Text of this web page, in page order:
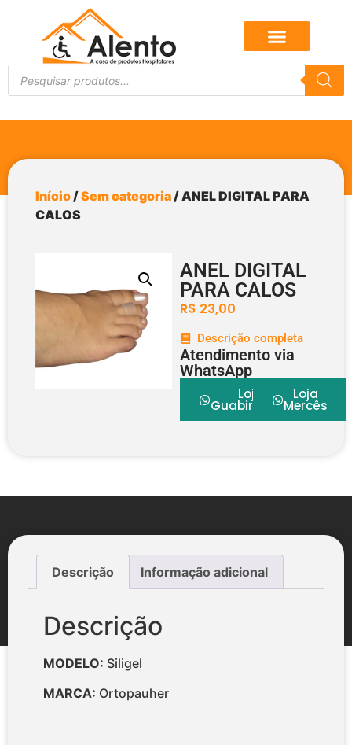
Início/Sem categoria/ ANEL DIGITAL PARA
CALOS
ANEL DIGITAL
PARA CALOS
R$ 23,00
Descrição completa
Atendimento via
WhatsApp
Loja
Guabirotuba
Loja
Mercês
Descrição Informação adicional
Descrição
MODELO: Siligel
MARCA: Ortopauher